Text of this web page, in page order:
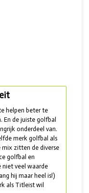
helpen beter te
En de juiste golfbal
onderdeel van.
merk golfbal als
mix zitten de diverse
golfbal en
niet veel waarde
hij maar heel is!)
als Titleist wil